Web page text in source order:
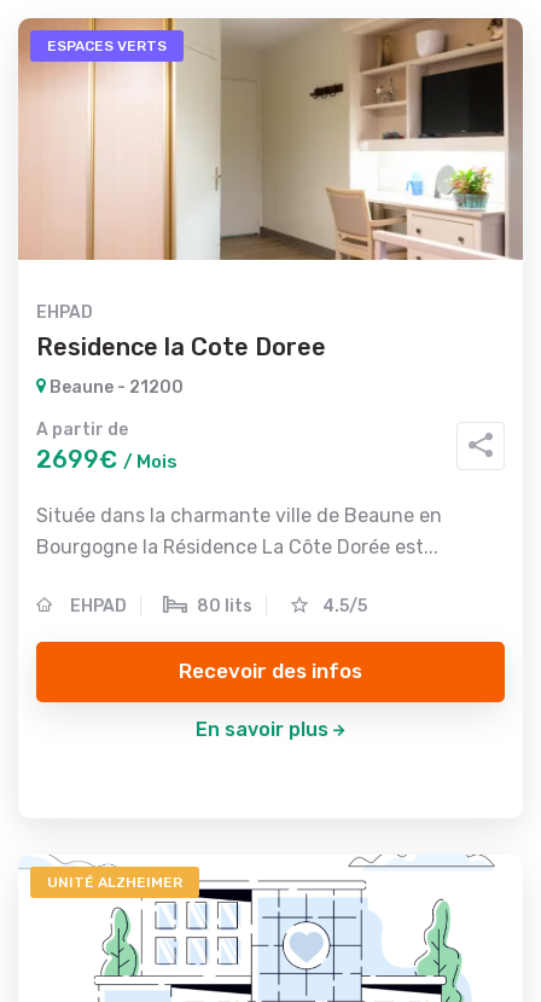
ESPACES VERTS
EHPAD
Residence la Cote Doree
Beaune - 21200
A partir de
2699€ / Mois
Située dans la charmante ville de Beaune en
Bourgogne la Résidence La Côte Dorée est...
EHPAD 80 lits 4.5/5
Recevoir des infos
En savoir plus
UNITÉ ALZHEIMER